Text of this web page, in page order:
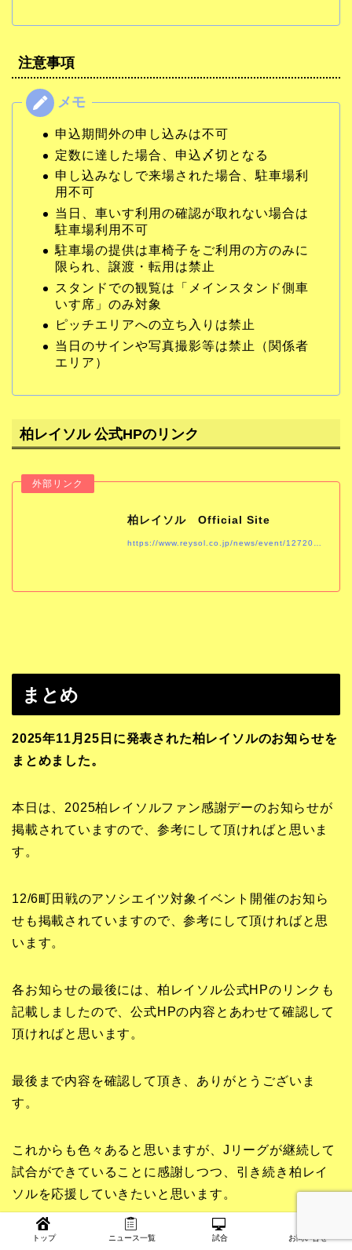
注意事項
申込期間外の申し込みは不可
定数に達した場合、申込〆切となる
申し込みなしで来場された場合、駐車場利
用不可
当日、車いす利用の確認が取れない場合は
駐車場利用不可
駐車場の提供は車椅子をご利用の方のみに
限られ、譲渡・転用は禁止
スタンドでの観覧は「メインスタンド側車
いす席」のみ対象
ピッチエリアへの立ち入りは禁止
当日のサインや写真撮影等は禁止（関係者
エリア）
柏レイソル 公式HPのリンク
柏レイソル Official Site
まとめ
2025年11月25日に発表された柏レイソルのお知らせを
まとめました。
本日は、2025柏レイソルファン感謝デーのお知らせが
掲載されていますので、参考にして頂ければと思いま
す。
12/6町田戦のアソシエイツ対象イベント開催のお知ら
せも掲載されていますので、参考にして頂ければと思
います。
各お知らせの最後には、柏レイソル公式HPのリンクも
記載しましたので、公式HPの内容とあわせて確認して
頂ければと思います。
最後まで内容を確認して頂き、ありがとうございま
す。
これからも色々あると思いますが、Jリーグが継続して
試合ができていることに感謝しつつ、引き続き柏レイ
ソルを応援していきたいと思います。
トップ ニュース一覧 試合 お問い合せ